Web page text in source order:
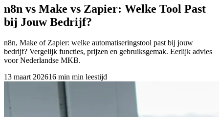
n8n vs Make vs Zapier: Welke Tool Past
bij Jouw Bedrijf?
n8n, Make of Zapier: welke automatiseringstool past bij jouw
bedrijf? Vergelijk functies, prijzen en gebruiksgemak. Eerlijk advies
voor Nederlandse MKB.
13 maart 202616 min min leestijd